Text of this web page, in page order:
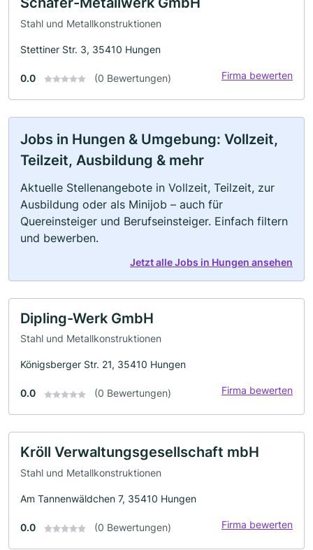
Stahl und Metallkonstruktionen
Stettiner Str. 3, 35410 Hungen
0.0 (0 Bewertungen) Firma bewerten
Jobs in Hungen & Umgebung: Vollzeit,
Teilzeit, Ausbildung & mehr
Aktuelle Stellenangebote in Vollzeit, Teilzeit, zur
Ausbildung oder als Minijob – auch für
Quereinsteiger und Berufseinsteiger. Einfach filtern
und bewerben.
Jetzt alle Jobs in Hungen ansehen
Dipling-Werk GmbH
Stahl und Metallkonstruktionen
Königsberger Str. 21, 35410 Hungen
0.0 (0 Bewertungen) Firma bewerten
Kröll Verwaltungsgesellschaft mbH
Stahl und Metallkonstruktionen
Am Tannenwäldchen 7, 35410 Hungen
0.0 (0 Bewertungen) Firma bewerten